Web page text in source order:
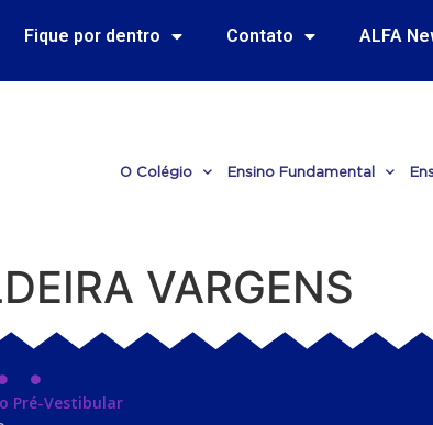
Fique por dentro Contato ALFA
O Colégio Ensino Fundamental
VARGENS
Pré-Vestibular